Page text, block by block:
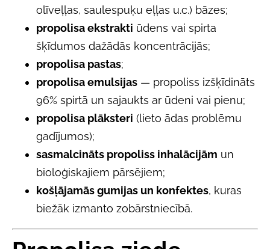
olīveļļas, saulespuķu eļļas u.c.) bāzes;
propolisa ekstrakti ūdens vai spirta
šķīdumos dažādās koncentrācijās;
propolisa pastas;
propolisa emulsijas — propoliss izšķīdināts
96% spirtā un sajaukts ar ūdeni vai pienu;
propolisa plāksteri (lieto ādas problēmu
gadījumos);
sasmalcināts propoliss inhalācijām un
bioloģiskajiem pārsējiem;
košļājamās gumijas un konfektes, kuras
biežāk izmanto zobārstniecībā.